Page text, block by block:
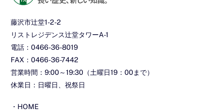
藤沢市辻堂1-2-2
リストレジデンス辻堂タワーA-1
電話：0466-36-8019
FAX：0466-36-7442
営業時間：9:00～19:30（土曜日19：00まで）
休業日：日曜日、祝祭日
・ HOME